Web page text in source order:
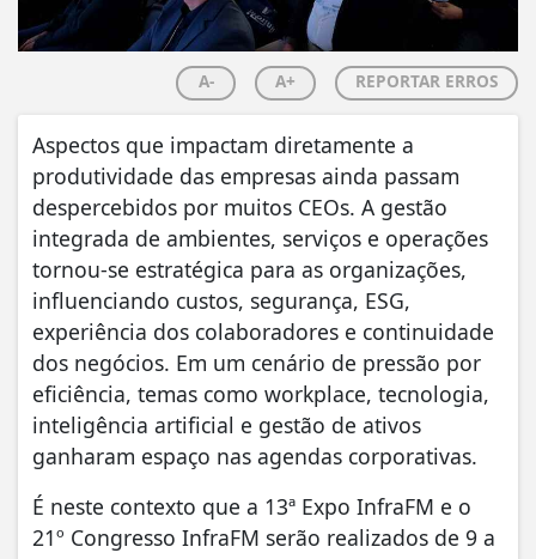
A- A+ REPORTAR ERROS
Aspectos que impactam diretamente a
produtividade das empresas ainda passam
despercebidos por muitos CEOs. A gestão
integrada de ambientes, serviços e operações
tornou-se estratégica para as organizações,
influenciando custos, segurança, ESG,
experiência dos colaboradores e continuidade
dos negócios. Em um cenário de pressão por
eficiência, temas como workplace, tecnologia,
inteligência artificial e gestão de ativos
ganharam espaço nas agendas corporativas.
É neste contexto que a 13ª Expo InfraFM e o
21º Congresso InfraFM serão realizados de 9 a